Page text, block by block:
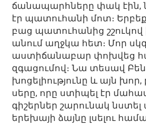
ճանապարհները փակ էին,
էր պատուհանի մոտ։ Երբեք
բաց պատուհանից շշուկով
անում աղջկա հետ։ Մոր
աստիճանաբար փոխվեց
զգացումով։ Նա տեսավ
խոցելիությունը և այն
սերը, որը ստիպել էր
գիշերներ շարունակ
երեխայի ձայնը լսելու